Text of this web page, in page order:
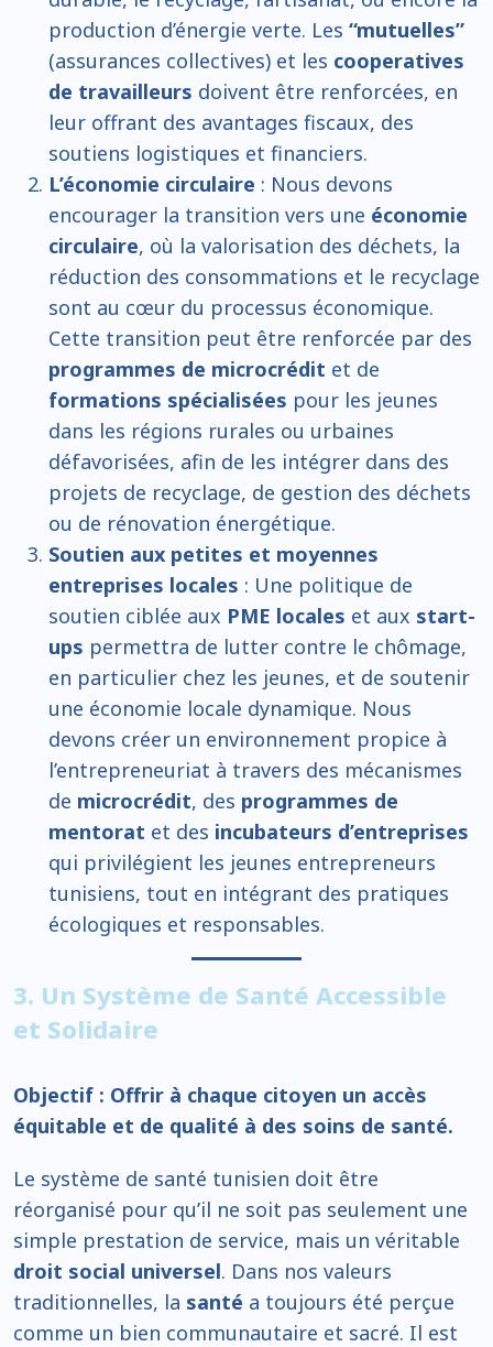
production d’énergie verte. Les “mutuelles”
(assurances collectives) et les cooperatives
de travailleurs doivent être renforcées, en
leur offrant des avantages fiscaux, des
soutiens logistiques et financiers.
L’économie circulaire : Nous devons
encourager la transition vers une économie
circulaire, où la valorisation des déchets, la
réduction des consommations et le recyclage
sont au cœur du processus économique.
Cette transition peut être renforcée par des
programmes de microcrédit et de
formations spécialisées pour les jeunes
dans les régions rurales ou urbaines
défavorisées, afin de les intégrer dans des
projets de recyclage, de gestion des déchets
ou de rénovation énergétique.
Soutien aux petites et moyennes
entreprises locales : Une politique de
soutien ciblée aux PME locales et aux start-
ups permettra de lutter contre le chômage,
en particulier chez les jeunes, et de soutenir
une économie locale dynamique. Nous
devons créer un environnement propice à
l’entrepreneuriat à travers des mécanismes
de microcrédit, des programmes de
mentorat et des incubateurs d’entreprises
qui privilégient les jeunes entrepreneurs
tunisiens, tout en intégrant des pratiques
écologiques et responsables.
3. Un Système de Santé Accessible
et Solidaire
Objectif : Offrir à chaque citoyen un accès
équitable et de qualité à des soins de santé.
Le système de santé tunisien doit être
réorganisé pour qu’il ne soit pas seulement une
simple prestation de service, mais un véritable
droit social universel. Dans nos valeurs
traditionnelles, la santé a toujours été perçue
comme un bien communautaire et sacré. Il est